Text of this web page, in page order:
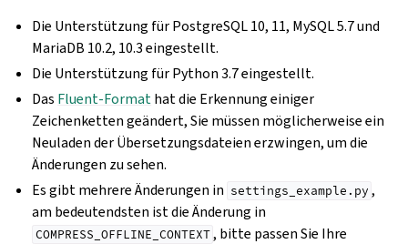
Die Unterstützung für PostgreSQL 10, 11, MySQL 5.7 und
MariaDB 10.2, 10.3 eingestellt.
Die Unterstützung für Python 3.7 eingestellt.
Das Fluent-Formathat die Erkennung einiger
Zeichenketten geändert, Sie müssen möglicherweise ein
Neuladen der Übersetzungsdateien erzwingen, um die
Änderungen zu sehen.
Es gibt mehrere Änderungen in settings_example.py ,
am bedeutendsten ist die Änderung in
COMPRESS_OFFLINE_CONTEXT , bitte passen Sie Ihre